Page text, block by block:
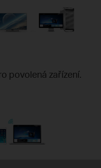
povolená zařízení.